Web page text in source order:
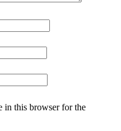
in this browser for the